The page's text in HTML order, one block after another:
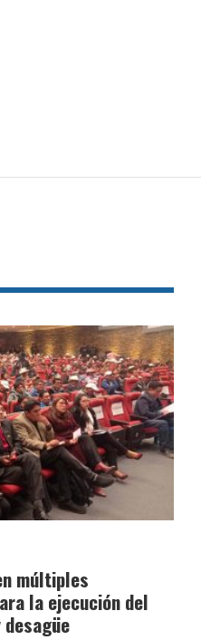
múltiples
la ejecución del